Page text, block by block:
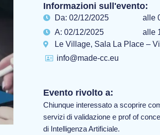
Informazioni sull'evento:
Da: 02/12/2025
alle
A: 02/12/2025
alle
Le Village, Sala La Place –
info@made-cc.eu
Evento rivolto a:
Chiunque interessato a scoprire
servizi di validazione e prof of
di Intelligenza Artificiale.